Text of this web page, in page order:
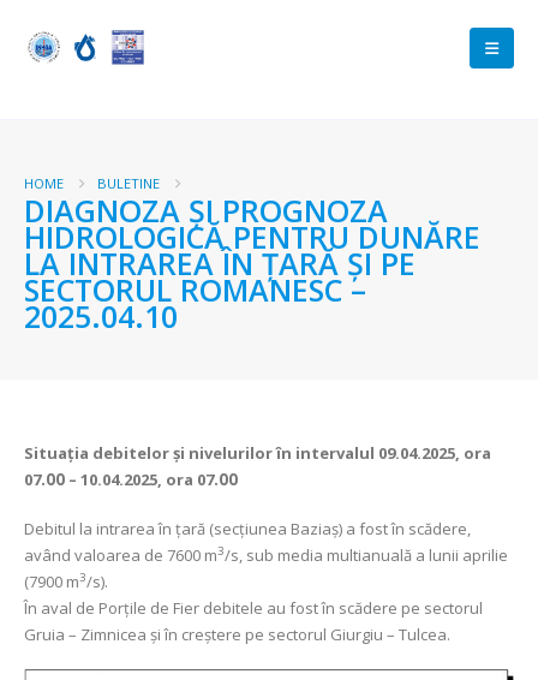
HOME BULETINE
DIAGNOZA ŞI PROGNOZA
HIDROLOGICĂ PENTRU DUNĂRE
LA INTRAREA ÎN ŢARĂ ŞI PE
SECTORUL ROMANESC –
2025.04.10
Situaţia debitelor şi nivelurilorîn intervalul 09.04.2025, ora
07.00 – 10.04.2025, ora 07.00
Debitul la intrarea în ţară (secţiunea Baziaş) a fost în scădere,
având valoarea de 7600 m3/s, sub media multianuală a lunii aprilie
(7900 m3/s).
În aval de Porţile de Fier debitele au fost în scădere pe sectorul
Gruia – Zimnicea și în creștere pe sectorul Giurgiu – Tulcea.